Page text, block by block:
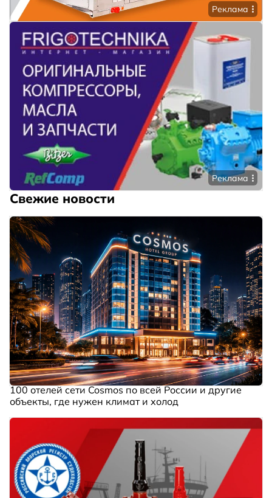
Реклама
Реклама
Свежие новости
100 отелей сети Cosmos по всей России и другие
объекты, где нужен климат и холод